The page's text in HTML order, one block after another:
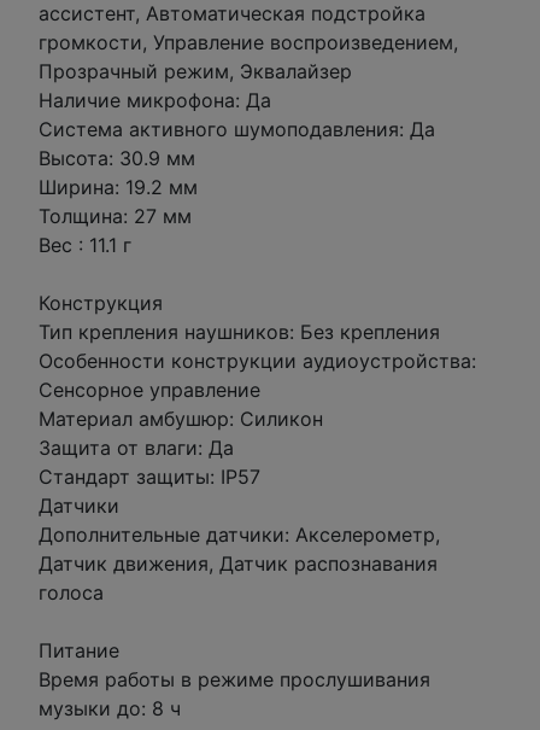
ассистент, Автоматическая подстройка
громкости, Управление воспроизведением,
Прозрачный режим, Эквалайзер
Наличие микрофона: Да
Система активного шумоподавления: Да
Высота: 30.9 мм
Ширина: 19.2 мм
Толщина: 27 мм
Вес : 11.1 г
Конструкция
Тип крепления наушников: Без крепления
Особенности конструкции аудиоустройства:
Сенсорное управление
Материал амбушюр: Силикон
Защита от влаги: Да
Стандарт защиты: IP57
Датчики
Дополнительные датчики: Акселерометр,
Датчик движения, Датчик распознавания
голоса
Питание
Время работы в режиме прослушивания
музыки до: 8 ч